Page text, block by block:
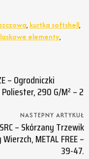
, kurtka softshell,
elementy,
– Ogrodniczki
290 G/m² – 2
NASTEPNY ARTYKUŁ
– Skórzany Trzewik
METAL FREE –
39-47.